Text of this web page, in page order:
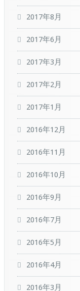
2017年8月
2017年6月
2017年3月
2017年2月
2017年1月
2016年12月
2016年11月
2016年10月
2016年9月
2016年7月
2016年5月
2016年4月
2016年3月